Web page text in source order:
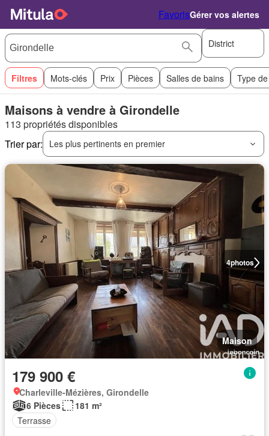
FavorisGérer vos alertes
District
Filtres Mots-clés Prix Pièces Salles de bains Type
Maisons à vendre à Girondelle
113 propriétés disponibles
Trier par:
Les plus pertinents en premier
4photos
Maison
179 900 €
Charleville-Mézières, Girondelle
6 Pièces
181 m²
Terrasse